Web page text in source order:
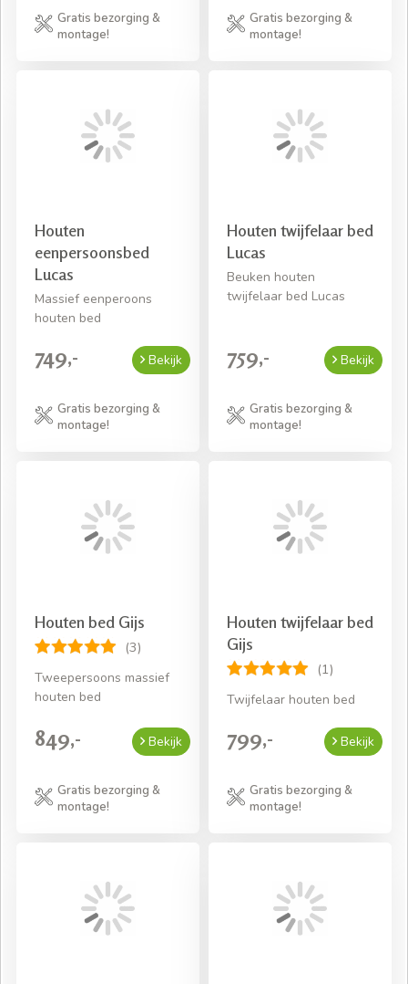
Gratis bezorging &
montage!
Gratis bezorging &
montage!
Houten
eenpersoonsbed
Lucas
Massief eenperoons
houten bed
749,- Bekijk
Gratis bezorging &
montage!
Houten twijfelaar bed
Lucas
Beuken houten
twijfelaar bed Lucas
759,- Bekijk
Gratis bezorging &
montage!
Houten bed Gijs
(3)
Tweepersoons massief
houten bed
849,- Bekijk
Gratis bezorging &
montage!
Houten twijfelaar bed
Gijs
(1)
Twijfelaar houten bed
799,- Bekijk
Gratis bezorging &
montage!